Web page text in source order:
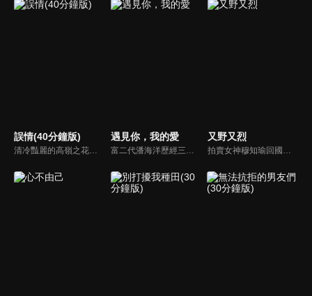
誤情(40分鐘版)
清冷豔麗的高嶺之花江時淺在遭受霸淩、暴力等一系列事件後，華麗蛻變逆襲歸來，用一場精心策劃強勢開啟自己的復仇之路，最終收穫內心救贖與愛情的故事。
遇見你，我的愛
富二代潘海洋歷經三次失敗婚姻，認為金錢阻礙愛情。唯第一任妻子陸雪怡真心待他。好友伊軒勸他隱藏身份。他在酒吧對芭蕾舞演員韓夢瑤一見鍾情。便化身業務經理與她相戀。熱戀中潘海洋決定娶韓夢瑤，卻在婚前發現韓夢瑤三年前曾是自己公司員工，進而揭開伊軒與韓夢瑤為還債設局圖謀他財產的陰謀...
又野又烈
拍賣女神穆知瑜回國與繼母奪產，與神祕保鏢沈既白協議訂婚。兩人意外揭開身世翻轉：沈為穆家真繼承人，穆則是被換掉的孤女。面對繼母的偽畫陰謀與綁架，兩人智計合盟，沈更以神祕畫師身份深情守護。最終惡人伏法，兩人在反轉與博弈中假戲真做，攜手守護正義與真愛。